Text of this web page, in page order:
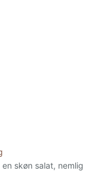
skøn salat, nemlig